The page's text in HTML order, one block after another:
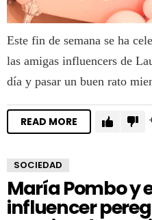
Este fin de semana se ha
las amigas influencers de
día y pasar un buen rato
READ MORE
SOCIEDAD
María Pombo y
influencer